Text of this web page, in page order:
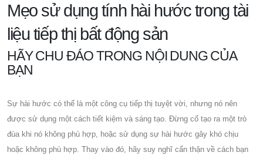
Mẹo sử dụng tính hài hước trong tài
liệu tiếp thị bất động sản
HÃY CHU ĐÁO TRONG NỘI DUNG CỦA
BẠN
Sự hài hước có thể là một công cụ tiếp thị tuyệt vời, nhưng nó nên
được sử dụng một cách tiết kiệm và sáng tạo. Đừng cố tạo ra một trò
đùa khi nó không phù hợp, hoặc sử dụng sự hài hước gây khó chịu
hoặc không phù hợp. Thay vào đó, hãy suy nghĩ cẩn thận về cách bạn